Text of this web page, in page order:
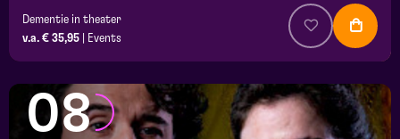
Dementie in theater
v.a. € 35,95
Events
08